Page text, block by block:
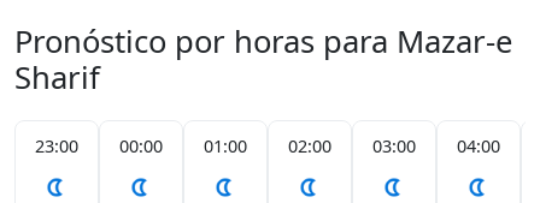
Pronóstico por horas para Mazar-e
Sharif
23:00 00:00 01:00 02:00 03:00 04:00